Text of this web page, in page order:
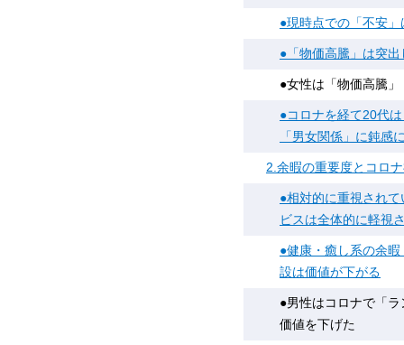
●現時点での「不安
●「物価高騰」は突
●女性は「物価高騰
●コロナを経て20代
「男女関係」に鈍感
2.余暇の重要度とコロ
●相対的に重視され
ビスは全体的に軽視
●健康・癒し系の余
設は価値が下がる
●男性はコロナで「
価値を下げた